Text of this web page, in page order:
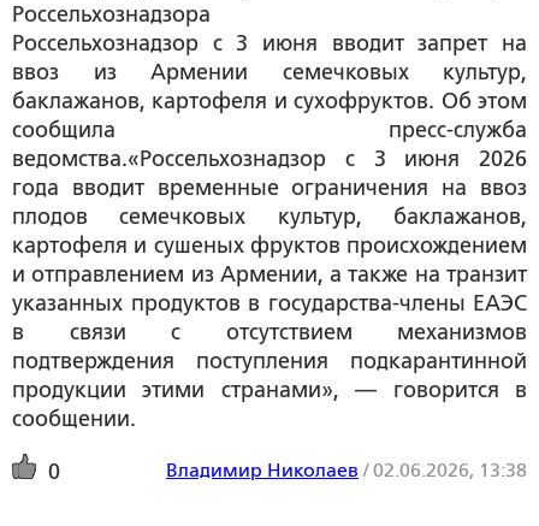
Россельхознадзора
Россельхознадзор с 3 июня вводит запрет на
ввоз из Армении семечковых культур,
баклажанов, картофеля и сухофруктов. Об этом
сообщила пресс-служба
ведомства.«Россельхознадзор с 3 июня 2026
года вводит временные ограничения на ввоз
плодов семечковых культур, баклажанов,
картофеля и сушеных фруктов происхождением
и отправлением из Армении, а также на транзит
указанных продуктов в государства-члены ЕАЭС
в связи с отсутствием механизмов
подтверждения поступления подкарантинной
продукции этими странами», — говорится в
сообщении.
0 Владимир Николаев /02.06.2026, 13:38